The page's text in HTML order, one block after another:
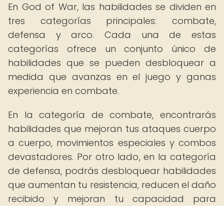
En God of War, las habilidades se dividen en
tres categorías principales: combate,
defensa y arco. Cada una de estas
categorías ofrece un conjunto único de
habilidades que se pueden desbloquear a
medida que avanzas en el juego y ganas
experiencia en combate.
En la categoría de combate, encontrarás
habilidades que mejoran tus ataques cuerpo
a cuerpo, movimientos especiales y combos
devastadores. Por otro lado, en la categoría
de defensa, podrás desbloquear habilidades
que aumentan tu resistencia, reducen el daño
recibido y mejoran tu capacidad para